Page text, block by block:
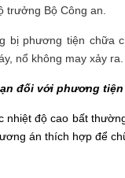
trưởng Bộ Công an.
bị phương tiện chữa
nổ không may xảy ra.
đối với phương
nhiệt độ cao bất
án thích hợp để